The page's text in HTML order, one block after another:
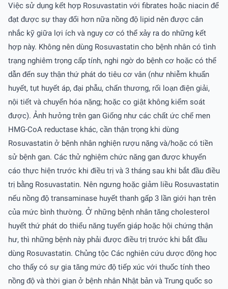
Việc sử dụng kết hợp Rosuvastatin với fibrates hoặc niacin để
đạt được sự thay đổi hơn nữa nồng độ lipid nên được cân
nhắc kỹ giữa lợi ích và nguy cơ có thể xảy ra do những kết
hợp này. Không nên dùng Rosuvastatin cho bệnh nhân có tình
trạng nghiêm trọng cấp tính, nghi ngờ do bệnh cơ hoặc có thể
dẫn đến suy thận thứ phát do tiêu cơ vân (như nhiễm khuẩn
huyết, tụt huyết áp, đại phẫu, chấn thương, rối loạn điện giải,
nội tiết và chuyển hóa nặng; hoặc co giật không kiểm soát
được). Ảnh hưởng trên gan Giống như các chất ức chế men
HMG-CoA reductase khác, cần thận trọng khi dùng
Rosuvastatin ở bệnh nhân nghiện rượu nặng và/hoặc có tiền
sử bệnh gan. Các thử nghiệm chức năng gan được khuyến
cáo thực hiện trước khi điều trị và 3 tháng sau khi bắt đầu điều
trị bằng Rosuvastatin. Nên ngưng hoặc giảm liều Rosuvastatin
nếu nồng độ transaminase huyết thanh gấp 3 lần giới hạn trên
của mức bình thường. Ở những bệnh nhân tăng cholesterol
huyết thứ phát do thiểu năng tuyến giáp hoặc hội chứng thận
hư, thì những bệnh này phải được điều trị trước khi bắt đầu
dùng Rosuvastatin. Chủng tộc Các nghiên cứu dược động học
cho thấy có sự gia tăng mức độ tiếp xúc với thuốc tính theo
nồng độ và thời gian ở bệnh nhân Nhật bản và Trung quốc so